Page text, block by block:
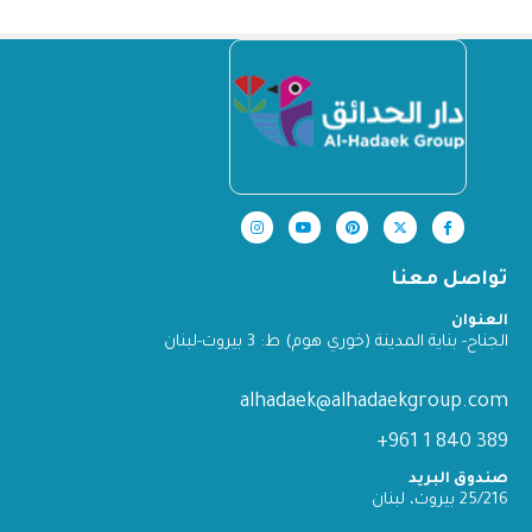
تواصل معنا
العنوان
الجناح- بناية المدينة (خوري هوم) ط: 3 بيروت-لبنان
alhadaek@alhadaekgroup.com
389 840 1 961+
صندوق البريد
25/216 بيروت، لبنان